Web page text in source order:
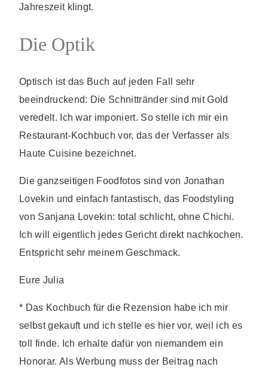
Jahreszeit klingt.
Die Optik
Optisch ist das Buch auf jeden Fall sehr
beeindruckend: Die Schnittränder sind mit Gold
veredelt. Ich war imponiert. So stelle ich mir ein
Restaurant-Kochbuch vor, das der Verfasser als
Haute Cuisine bezeichnet.
Die ganzseitigen Foodfotos sind von Jonathan
Lovekin und einfach fantastisch, das Foodstyling
von Sanjana Lovekin: total schlicht, ohne Chichi.
Ich will eigentlich jedes Gericht direkt nachkochen.
Entspricht sehr meinem Geschmack.
Eure Julia
* Das Kochbuch für die Rezension habe ich mir
selbst gekauft und ich stelle es hier vor, weil ich es
toll finde. Ich erhalte dafür von niemandem ein
Honorar. Als Werbung muss der Beitrag nach